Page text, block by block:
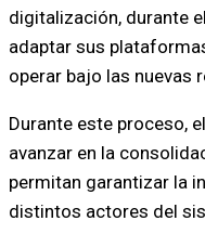
digitalización, durante
adaptar sus
operar bajo las nuevas
Durante este proceso,
avanzar en la
permitan garantizar la
distintos actores del